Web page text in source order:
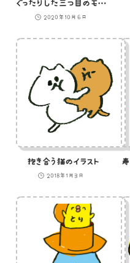
ぐったりした三つ目のモンスターのイラスト
2020年10月6日
抱き合う猫のイラスト
2018年1月3日